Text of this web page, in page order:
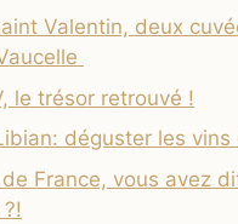
Valentin, deux
le trésor retrouvé !
déguster les vins
France, vous avez